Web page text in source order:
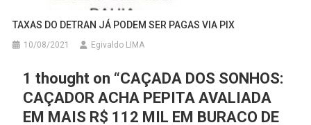
TAXAS DO DETRAN JÁ PODEM SER PAGAS VIA PIX
10/08/2021 Egivaldo LIMA
1 thought on “CAÇADA DOS SONHOS:
CAÇADOR ACHA PEPITA AVALIADA
EM MAIS R$ 112 MIL EM BURACO DE